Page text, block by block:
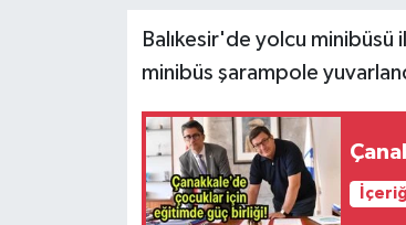
Balıkesir'de yolcu
minibüs şarampole